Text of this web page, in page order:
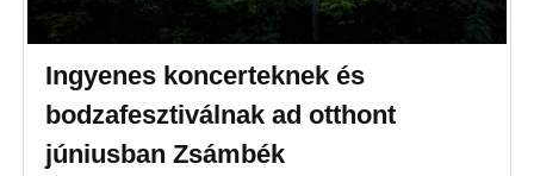
Ingyenes koncerteknek és
bodzafesztiválnak ad otthont
júniusban Zsámbék